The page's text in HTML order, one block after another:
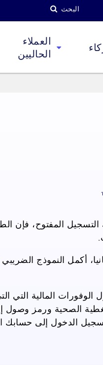
البحث
العملاء
الحاليين
المفتوح، فإن
أكمل النموذج الضريبي
الوفورات المالية التي
الصحية ورمز وصول
الدخول إلى حسابك